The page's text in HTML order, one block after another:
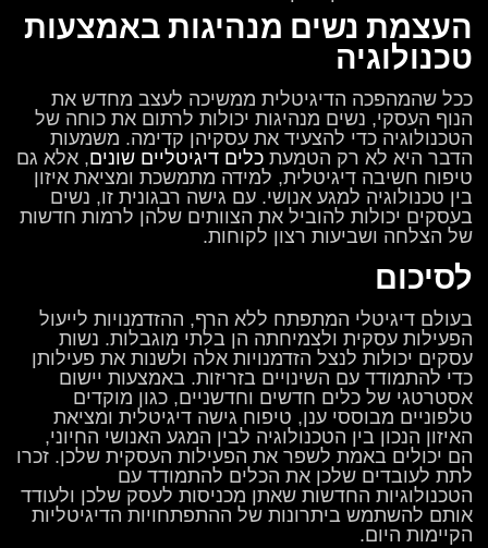
העצמת נשים מנהיגות באמצעות
טכנולוגיה
ככל שהמהפכה הדיגיטלית ממשיכה לעצב מחדש את
הנוף העסקי, נשים מנהיגות יכולות לרתום את כוחה של
הטכנולוגיה כדי להצעיד את עסקיהן קדימה. משמעות
הדבר היא לא רק הטמעת כלים דיגיטליים שונים, אלא גם
טיפוח חשיבה דיגיטלית, למידה מתמשכת ומציאת איזון
בין טכנולוגיה למגע אנושי. עם גישה רבגונית זו, נשים
בעסקים יכולות להוביל את הצוותים שלהן לרמות חדשות
של הצלחה ושביעות רצון לקוחות.
לסיכום
בעולם דיגיטלי המתפתח ללא הרף, ההזדמנויות לייעול
הפעילות עסקית ולצמיחתה הן בלתי מוגבלות. נשות
עסקים יכולות לנצל הזדמנויות אלה ולשנות את פעילותן
כדי להתמודד עם השינויים בזריזות. באמצעות יישום
אסטרטגי של כלים חדשים וחדשניים, כגון מוקדים
טלפוניים מבוססי ענן, טיפוח גישה דיגיטלית ומציאת
האיזון הנכון בין הטכנולוגיה לבין המגע האנושי החיוני,
הם יכולים באמת לשפר את הפעילות העסקית שלכן. זכרו
לתת לעובדים שלכן את הכלים להתמודד עם
הטכנולוגיות החדשות שאתן מכניסות לעסק שלכן ולעודד
אותם להשתמש ביתרונות של ההתפתחויות הדיגיטליות
הקיימות היום.